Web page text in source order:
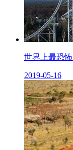
世界上最恐
2019-05-16